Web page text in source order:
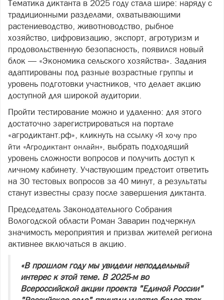
Тематика диктанта в 2025 году стала шире: наряду с
традиционными разделами, охватывающими
растениеводство, животноводство, рыбное
хозяйство, цифровизацию, экспорт, агротуризм и
продовольственную безопасность, появился новый
блок — «Экономика сельского хозяйства». Задания
адаптированы под разные возрастные группы и
уровень подготовки участников, что делает акцию
доступной для широкой аудитории.
Пройти тестирование можно и удаленно: для этого
достаточно зарегистрироваться на портале
«агродиктант.рф», кликнуть на ссылку «Я хочу про
йти «Агродиктант онлайн»,
выбрать подходящий
уровень сложности вопросов и получить доступ к
личному кабинету. Участвующим предстоит ответить
на 30 тестовых вопросов за 40 минут, а результаты
станут известны сразу после завершения диктанта.
Председатель Законодательного Собрания
Вологодской области Роман Заварин подчеркнул
значимость мероприятия и призвал жителей региона
активнее включаться в акцию.
«В прошлом году мы увидели неподдельный
интерес к этой теме. В 2025‑м во
Всероссийской акции проекта "Единой России"